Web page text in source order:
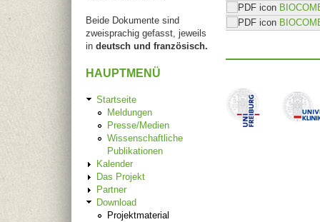
Beide Dokumente sind
zweisprachig gefasst, jeweils
in deutsch und französisch.
HAUPTMENÜ
Startseite
Meldungen
Presse/Medien
Wissenschaftliche
Publikationen
Kalender
Das Projekt
Partner
Download
Projektmaterial